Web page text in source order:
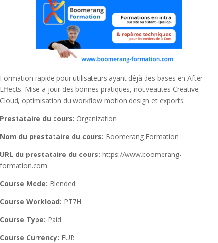
Formation rapide pour utilisateurs ayant déjà des bases en After
Effects. Mise à jour des bonnes pratiques, nouveautés Creative
Cloud, optimisation du workflow motion design et exports.
Prestataire du cours: Organization
Nom du prestataire du cours: Boomerang Formation
URL du prestataire du cours: https://www.boomerang-
formation.com
Course Mode: Blended
Course Workload: PT7H
Course Type: Paid
Course Currency: EUR